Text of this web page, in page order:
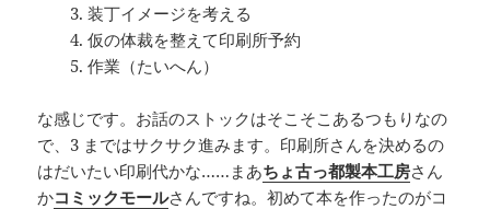
3. 装丁イメージを考える
4. 仮の体裁を整えて印刷所予約
5. 作業（たいへん）
な感じです。お話のストックはそこそこあるつもりなの
で、3 まではサクサク進みます。印刷所さんを決めるの
はだいたい印刷代かな……まあちょ古っ都製本工房さん
かコミックモールさんですね。初めて本を作ったのがコ